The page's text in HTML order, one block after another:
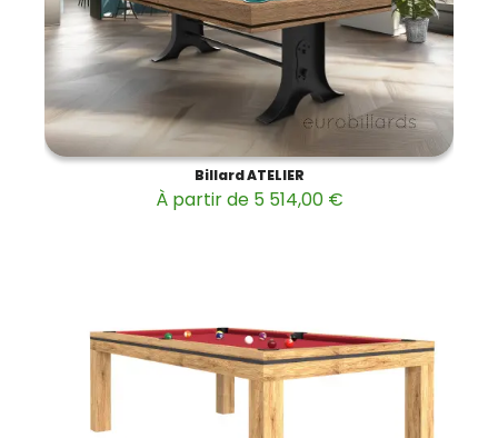
Billard ATELIER
À partir de 5 514,00 €